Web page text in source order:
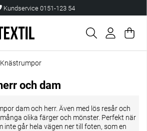
Kundservice 0151-123 54
.
Knästrumpor
och dam
dam och herr. Även med lös resår och
olika färger och mönster. Perfekt när
inte går hela vägen ner till foten, som en